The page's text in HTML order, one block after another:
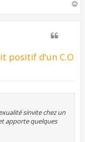
u
positif d'un C.O
sinvite chez un
apporte quelques